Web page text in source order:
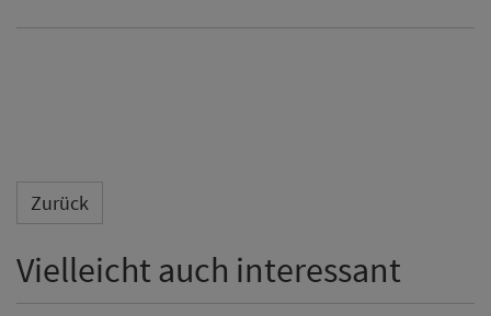
Zurück
Vielleicht auch interessant